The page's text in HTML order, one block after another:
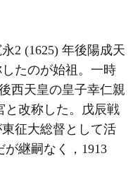
2 (1625) 年後陽成天
たのが始祖。一時
西天皇の皇子幸仁親
と改称した。戊辰戦
東征大総督として活
継嗣なく，1913